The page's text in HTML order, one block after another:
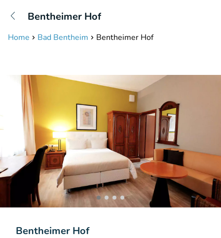
Bentheimer Hof
Home Bad Bentheim Bentheimer Hof
Bentheimer Hof